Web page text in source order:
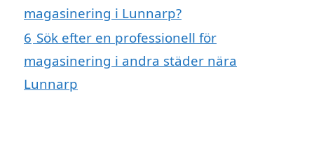
magasinering i Lunnarp?
6 Sök efter en professionell för
magasinering i andra städer nära
Lunnarp